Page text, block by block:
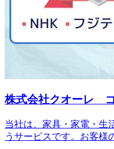
株式会社クオーレ
当社は、家具・家電・生
うサービスです。お客様